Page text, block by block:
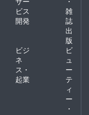
ビス
開発
雑
誌
出
版
ビジ
ネ
ス・
起業
ビ
ュ
ー
テ
ィ
ー
・